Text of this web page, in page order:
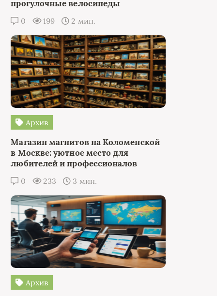
прогулочные велосипеды
0 199 2 мин.
Архив
Магазин магнитов на Коломенской
в Москве: уютное место для
любителей и профессионалов
0 233 3 мин.
Архив